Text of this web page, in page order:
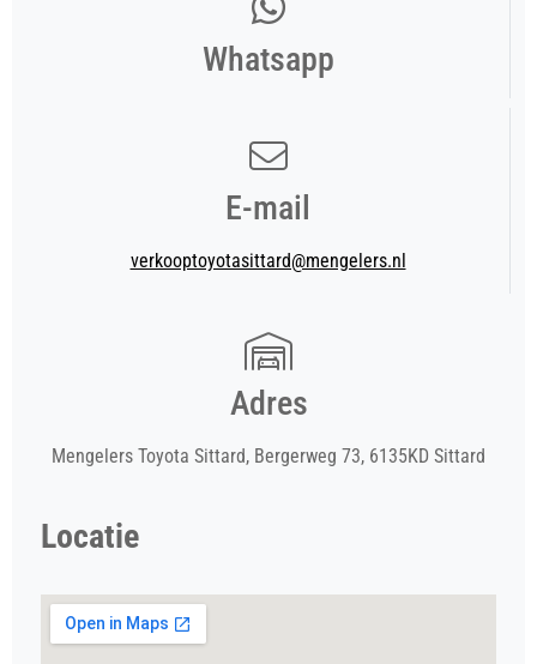
Whatsapp
E-mail
verkooptoyotasittard@mengelers.nl
Adres
Mengelers Toyota Sittard, Bergerweg 73, 6135KD Sittard
Locatie